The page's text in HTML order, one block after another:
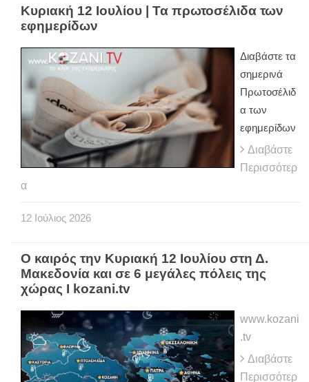
Κυριακή 12 Ιουλίου | Τα πρωτοσέλιδα των
εφημερίδων
Διαβάστε τα
σημερινά
Πρωτοσέλιδ
α των
εφημερίδων
Διαβάστε
Περισσότερ
α
12 Ιούλιος 2026
Ο καιρός την Κυριακή 12 Ιουλίου στη Δ.
Μακεδονία και σε 6 μεγάλες πόλεις της
χώρας Ι kozani.tv
www.kozani
.tv
Διαβάστε
Περισσότερ